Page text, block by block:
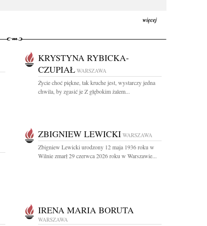
więcej
KRYSTYNA RYBICKA-
CZUPIAŁ WARSZAWA
Życie choć piękne, tak kruche jest, wystarczy jedna
chwila, by zgasić je Z głębokim żalem...
ZBIGNIEW LEWICKI WARSZAWA
Zbigniew Lewicki urodzony 12 maja 1936 roku w
Wilnie zmarł 29 czerwca 2026 roku w Warszawie...
IRENA MARIA BORUTA
WARSZAWA